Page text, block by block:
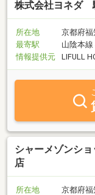
株式会社ヨネダ
所在地
京都府
最寄駅
山陰本
情報提供元
LIFULL
シャーメゾンシ
店
所在地
京都府